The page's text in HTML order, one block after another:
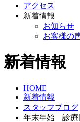
アクセス
新着情報
お知らせ
お客様の
新着情報
HOME
新着情報
スタッフブログ
年末年始 診療